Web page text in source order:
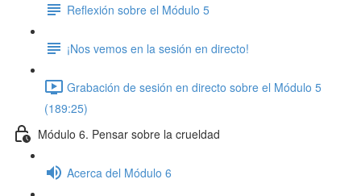
Reflexión sobre el Módulo 5
¡Nos vemos en la sesión en directo!
Grabación de sesión en directo sobre el Módulo 5
(189:25)
Módulo 6. Pensar sobre la crueldad
Acerca del Módulo 6